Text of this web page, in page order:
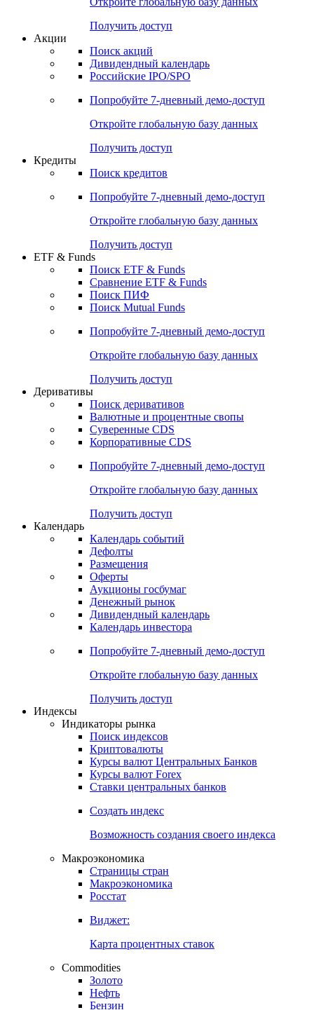
Попробуйте7-дневный
Откройте глобальную базу данных
Получить доступ
Поиск акций
Российские IPO/SPO
Попробуйте7-дневный
Откройте глобальную базу данных
Получить доступ
Поиск кредитов
Попробуйте7-дневный
Откройте глобальную базу данных
Получить доступ
ETF & Funds
Сравнение ETF & Funds
Поиск Mutual Funds
Попробуйте7-дневный
Откройте глобальную базу данных
Получить доступ
Деривативы
Валютные и процентные свопы
Корпоративные CDS
Попробуйте7-дневный
Откройте глобальную базу данных
Получить доступ
Календарь
Календарь событий
Дефолты
Размещения
Оферты
Денежный рынок
Календарь инвестора
Попробуйте7-дневный
Откройте глобальную базу данных
Получить доступ
Индикаторы рынка
Поиск индексов
Курсы валют Центральных Банков
Ставки центральных банков
Создать индекс
Возможность создания своего индекса
Страницы стран
Росстат
Виджет:
Карта процентных ставок